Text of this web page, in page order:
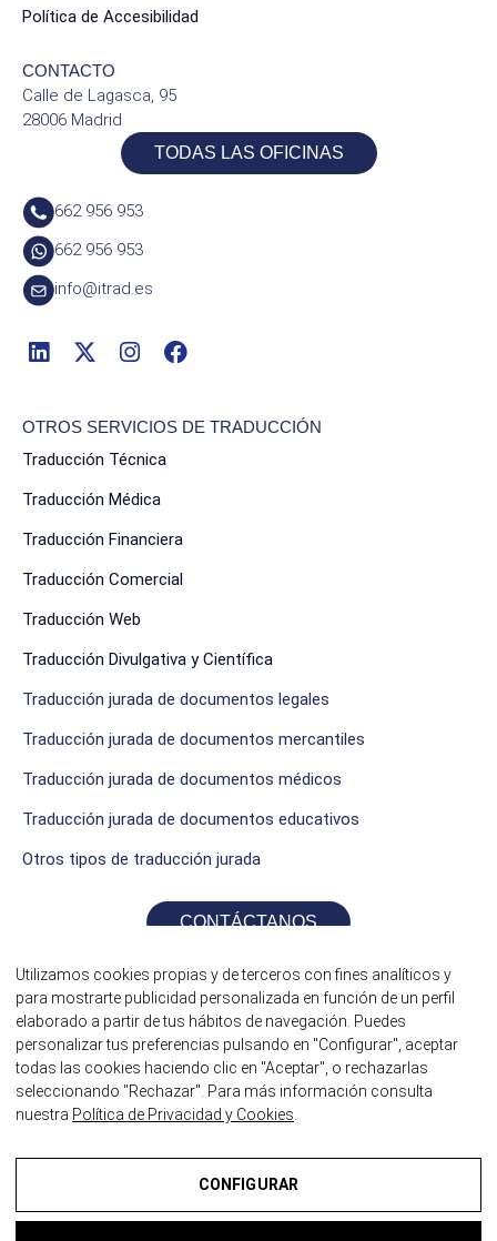
Política de Accesibilidad
CONTACTO
Calle de Lagasca, 95
28006 Madrid
TODAS LAS OFICINAS
662 956 953
662 956 953
info@itrad.es
OTROS SERVICIOS DE TRADUCCIÓN
Traducción Técnica
Traducción Médica
Traducción Financiera
Traducción Comercial
Traducción Web
Traducción Divulgativa y Científica
Traducción jurada de documentos legales
Traducción jurada de documentos mercantiles
Traducción jurada de documentos médicos
Traducción jurada de documentos educativos
Otros tipos de traducción jurada
CONTÁCTANOS
©2026 Traductores Jurados itrad
¿HABLAMOS?
Utilizamos cookies propias y de terceros con fines analíticos y
para mostrarte publicidad personalizada en función de un perfil
elaborado a partir de tus hábitos de navegación. Puedes
personalizar tus preferencias pulsando en "Configurar", aceptar
todas las cookies haciendo clic en "Aceptar", o rechazarlas
seleccionando "Rechazar". Para más información consulta
nuestra Política de Privacidad y Cookies
CONFIGURAR